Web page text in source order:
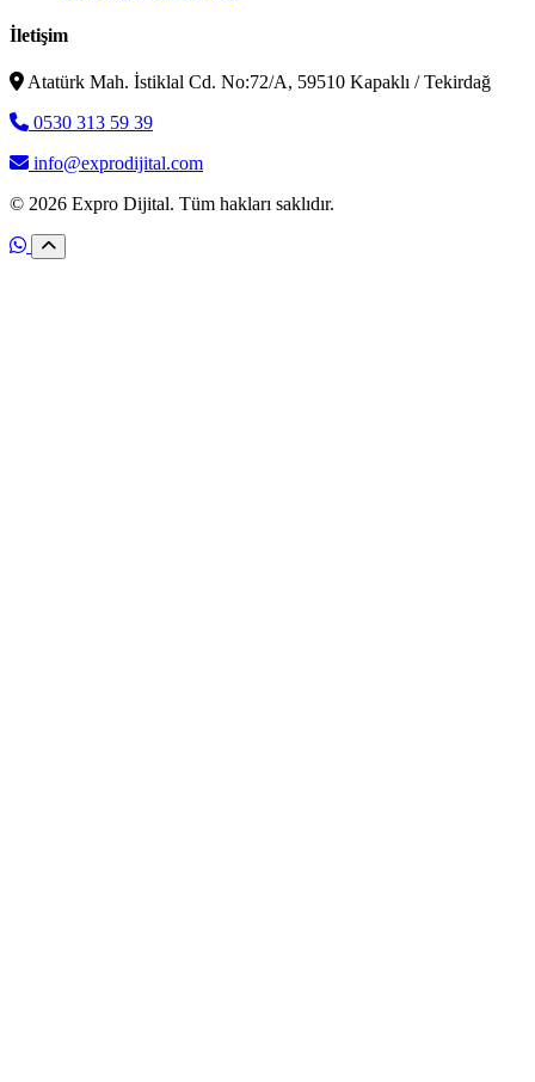
İletişim
Atatürk Mah. İstiklal Cd. No:72/A, 59510 Kapaklı / Tekirdağ
0530 313 59 39
info@exprodijital.com
© 2026 Expro Dijital. Tüm hakları saklıdır.